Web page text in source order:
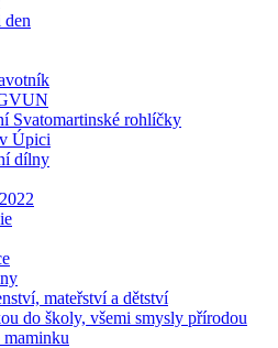
den
Svatomartinské rohlíčky
Úpici
dílny
mateřství a dětství
do školy, všemi smysly přírodou